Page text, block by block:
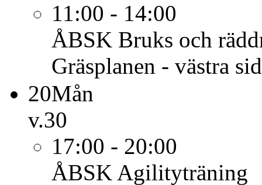
11:00 - 14:00
ÅBSK Bruks och
Gräsplanen - västra
20Mån
v.30
17:00 - 20:00
ÅBSK Agilityträning